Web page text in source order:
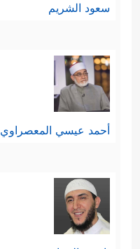
سعود الشريم
أحمد عيسي المعصراوي